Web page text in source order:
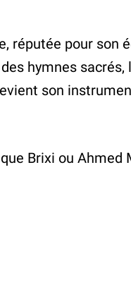
réputée pour son
hymnes sacrés,
son
Brixi ou Ahmed